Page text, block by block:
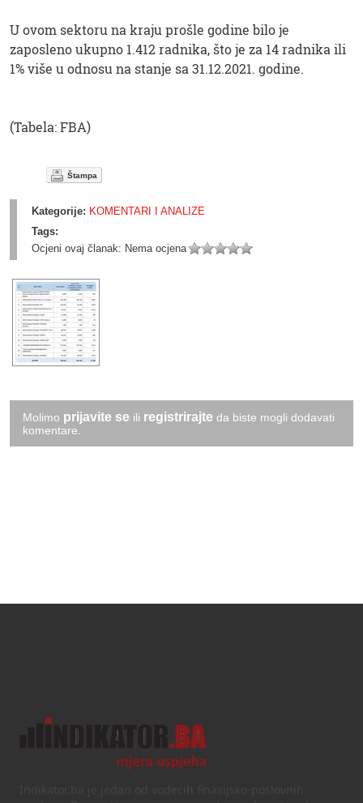
U ovom sektoru na kraju prošle godine bilo je
zaposleno ukupno 1.412 radnika, što je za 14 radnika ili
1% više u odnosu na stanje sa 31.12.2021. godine.
(Tabela: FBA)
Štampa
Kategorije: KOMENTARI I ANALIZE
Tags:
Ocjeni ovaj članak: Nema ocjena
Molimo prijavite se ili registrirajte da biste mogli dodavati
komentare.